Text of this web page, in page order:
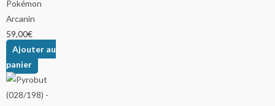
Arcanin
59,00€
Ajouter au
panier